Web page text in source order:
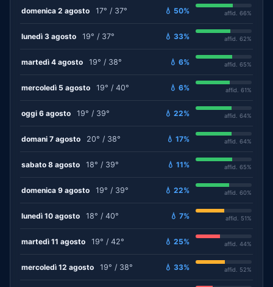
domenica 2 agosto 17° / 37° 💧 50% affid. 66%
lunedì 3 agosto 19° / 37° 💧 33% affid. 62%
martedì 4 agosto 19° / 38° 💧 6% affid. 65%
mercoledì 5 agosto 19° / 40° 💧 6% affid. 61%
oggi 6 agosto 19° / 39° 💧 22% affid. 64%
domani 7 agosto 20° / 38° 💧 17% affid. 64%
sabato 8 agosto 18° / 39° 💧 11% affid. 65%
domenica 9 agosto 19° / 39° 💧 22% affid. 60%
lunedì 10 agosto 18° / 40° 💧 7% affid. 51%
martedì 11 agosto 19° / 42° 💧 25% affid. 44%
mercoledì 12 agosto 19° / 38° 💧 33% affid. 52%